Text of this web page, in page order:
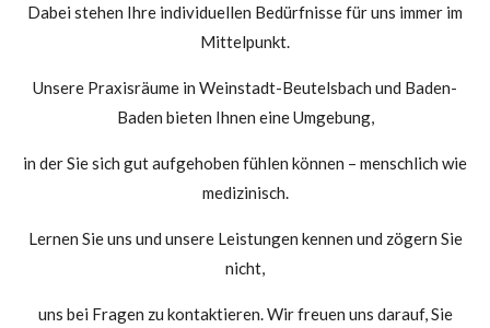
Dabei stehen Ihre individuellen Bedürfnisse für uns immer im
Mittelpunkt.
Unsere Praxisräume in Weinstadt-Beutelsbach und Baden-
Baden bieten Ihnen eine Umgebung,
in der Sie sich gut aufgehoben fühlen können – menschlich wie
medizinisch.
Lernen Sie uns und unsere Leistungen kennen und zögern Sie
nicht,
uns bei Fragen zu kontaktieren. Wir freuen uns darauf, Sie